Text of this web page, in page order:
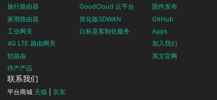
旅行路由器
家用路由器
工业网关
4G LTE 路由网关
软路由
停产产品
GoodCloud 云平台
简化版SDWAN
白标及客制化服务
固件发布
GitHub
Apps
加入我们
英文官网
联系我们
平台商城 天猫 京东